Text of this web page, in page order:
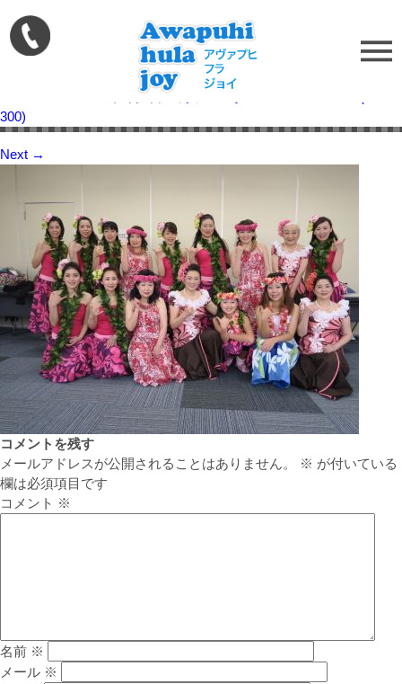
2016年3月1日 in
300)
Next →
コメントを残す
メールアドレスが公開されることはありません。
※ が付いている
欄は必須項目です
コメント ※
名前 ※
メール ※